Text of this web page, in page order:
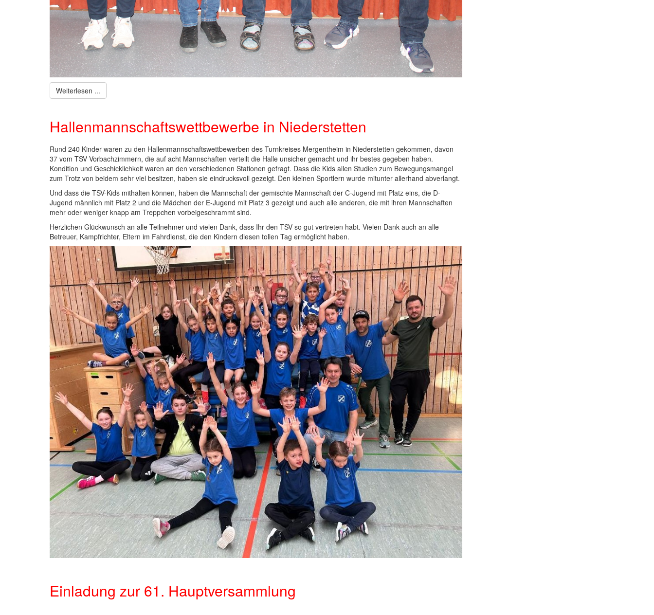
Weiterlesen ...
Hallenmannschaftswettbewerbe in Niederstetten
Rund 240 Kinder waren zu den Hallenmannschaftswettbewerben des Turnkreises Mergentheim in Niederstetten gekommen, davon
37 vom TSV Vorbachzimmern, die auf acht Mannschaften verteilt die Halle unsicher gemacht und ihr bestes gegeben haben.
Kondition und Geschicklichkeit waren an den verschiedenen Stationen gefragt. Dass die Kids allen Studien zum Bewegungsmangel
zum Trotz von beidem sehr viel besitzen, haben sie eindrucksvoll gezeigt. Den kleinen Sportlern wurde mitunter allerhand abverlangt.
Und dass die TSV-Kids mithalten können, haben die Mannschaft der gemischte Mannschaft der C-Jugend mit Platz eins, die D-
Jugend männlich mit Platz 2 und die Mädchen der E-Jugend mit Platz 3 gezeigt und auch alle anderen, die mit ihren Mannschaften
mehr oder weniger knapp am Treppchen vorbeigeschrammt sind.
Herzlichen Glückwunsch an alle Teilnehmer und vielen Dank, dass Ihr den TSV so gut vertreten habt. Vielen Dank auch an alle
Betreuer, Kampfrichter, Eltern im Fahrdienst, die den Kindern diesen tollen Tag ermöglicht haben.
Einladung zur 61. Hauptversammlung